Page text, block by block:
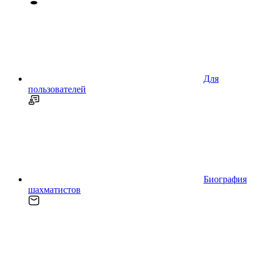
Для
пользователей
Биография
шахматистов